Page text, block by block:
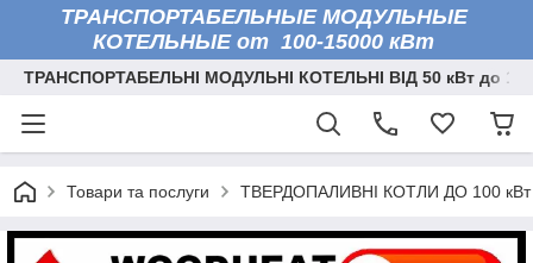
ТРАНСПОРТАБЕЛЬНЫЕ МОДУЛЬНЫЕ
КОТЕЛЬНЫЕ от 100-15000 кВт
ТРАНСПОРТАБЕЛЬНІ МОДУЛЬНІ КОТЕЛЬНІ ВІД 50 кВт до
Товари та послуги ТВЕРДОПАЛИВНІ КОТЛИ ДО 100 кВт